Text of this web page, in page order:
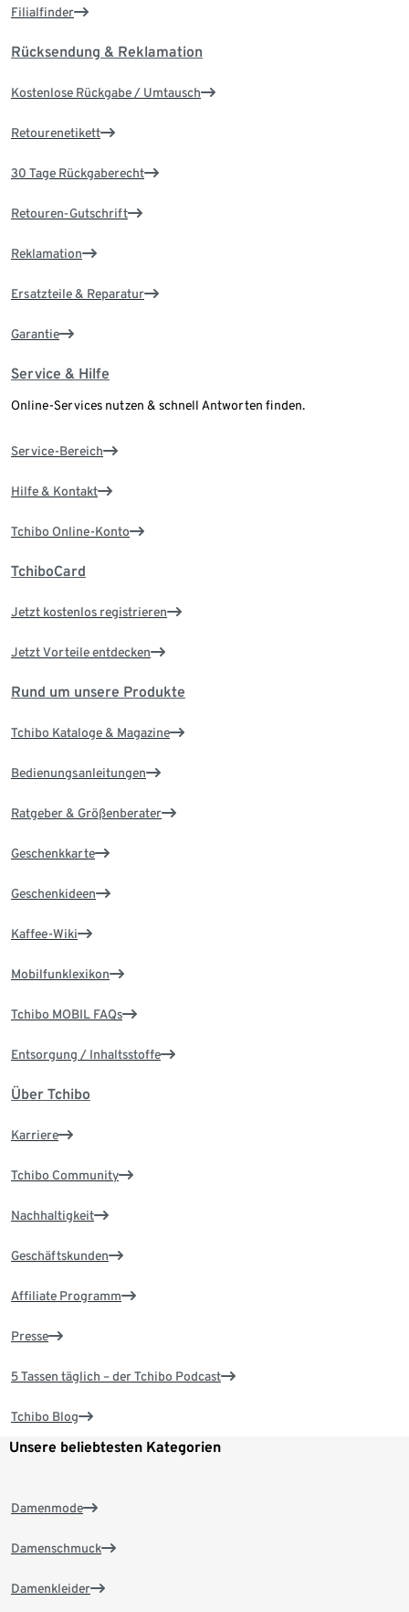
Filialfinder
Rücksendung & Reklamation
Kostenlose Rückgabe / Umtausch
Retourenetikett
30 Tage Rückgaberecht
Retouren-Gutschrift
Reklamation
Ersatzteile & Reparatur
Garantie
Service & Hilfe
Online-Services nutzen & schnell Antworten finden.
Service-Bereich
Hilfe & Kontakt
Tchibo Online-Konto
TchiboCard
Jetzt kostenlos registrieren
Jetzt Vorteile entdecken
Rund um unsere Produkte
Tchibo Kataloge & Magazine
Bedienungsanleitungen
Ratgeber & Größenberater
Geschenkkarte
Geschenkideen
Kaffee-Wiki
Mobilfunklexikon
Tchibo MOBIL FAQs
Entsorgung / Inhaltsstoffe
Über Tchibo
Karriere
Tchibo Community
Nachhaltigkeit
Geschäftskunden
Affiliate Programm
Presse
5 Tassen täglich – der Tchibo Podcast
Tchibo Blog
Unsere beliebtesten Kategorien
Damenmode
Damenschmuck
Damenkleider